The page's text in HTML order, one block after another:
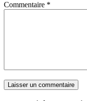
Commentaire *